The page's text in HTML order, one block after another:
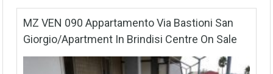
MZ VEN 090 Appartamento Via Bastioni San
Giorgio/Apartment In Brindisi Centre On Sale